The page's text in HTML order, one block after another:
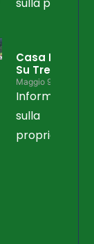
sulla
Casa Libera
Su Tre Lati
Maggio 9, 2026
Informazioni
sulla
proprietà